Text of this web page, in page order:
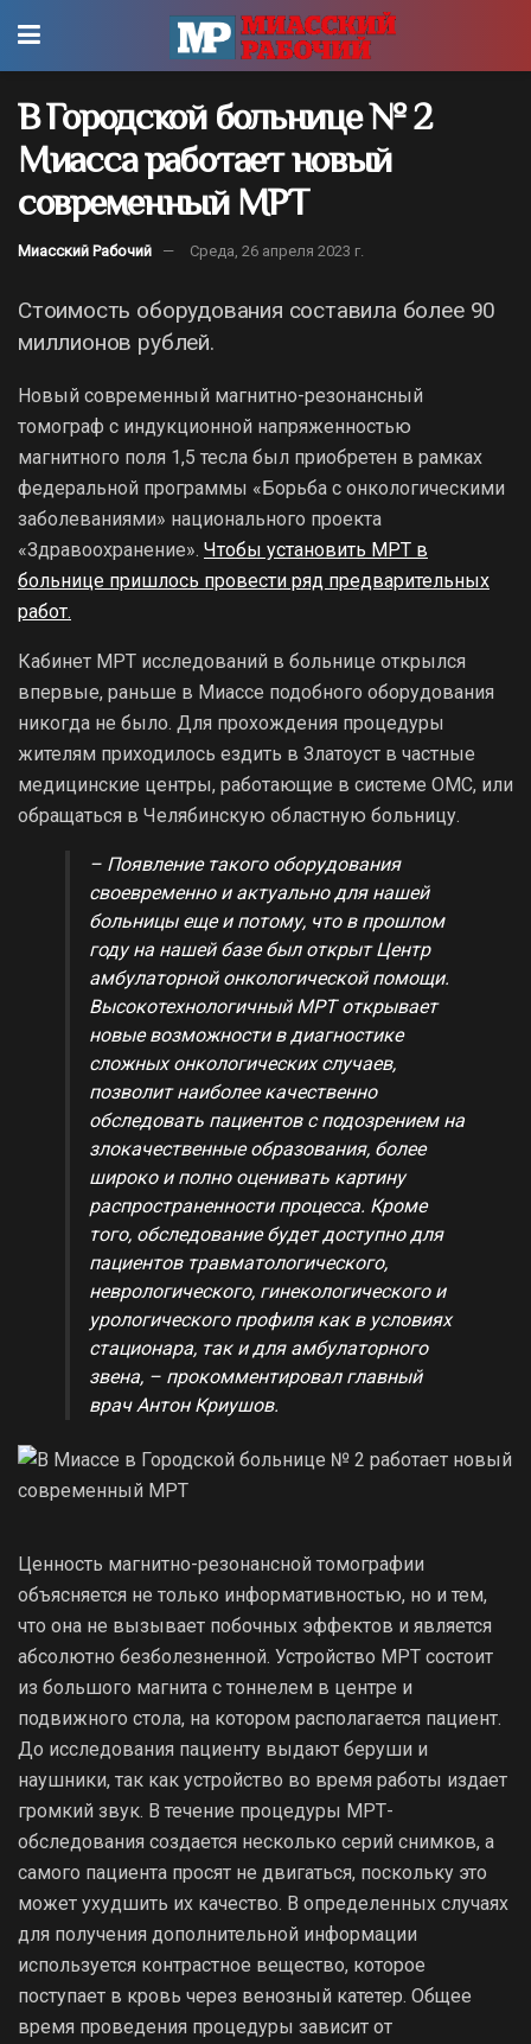
В Городской больнице № 2
Миасса работает новый
современный МРТ
Миасский Рабочий Среда, 26 апреля 2023 г.
Стоимость оборудования составила более 90
миллионов рублей.
Новый современный магнитно-резонансный
томограф с индукционной напряженностью
магнитного поля 1,5 тесла был приобретен в рамках
федеральной программы «Борьба с онкологическими
заболеваниями» национального проекта
«Здравоохранение». Чтобы установить МРТ в
больнице пришлось провести ряд предварительных
работ.
Кабинет МРТ исследований в больнице открылся
впервые, раньше в Миассе подобного оборудования
никогда не было. Для прохождения процедуры
жителям приходилось ездить в Златоуст в частные
медицинские центры, работающие в системе ОМС, или
обращаться в Челябинскую областную больницу.
– Появление такого оборудования
своевременно и актуально для нашей
больницы еще и потому, что в прошлом
году на нашей базе был открыт Центр
амбулаторной онкологической помощи.
Высокотехнологичный МРТ открывает
новые возможности в диагностике
сложных онкологических случаев,
позволит наиболее качественно
обследовать пациентов с подозрением на
злокачественные образования, более
широко и полно оценивать картину
распространенности процесса. Кроме
того, обследование будет доступно для
пациентов травматологического,
неврологического, гинекологического и
урологического профиля как в условиях
стационара, так и для амбулаторного
звена, – прокомментировал главный
врач Антон Криушов.
Ценность магнитно-резонансной томографии
объясняется не только информативностью, но и тем,
что она не вызывает побочных эффектов и является
абсолютно безболезненной. Устройство МРТ состоит
из большого магнита с тоннелем в центре и
подвижного стола, на котором располагается пациент.
До исследования пациенту выдают беруши и
наушники, так как устройство во время работы издает
громкий звук. В течение процедуры МРТ-
обследования создается несколько серий снимков, а
самого пациента просят не двигаться, поскольку это
может ухудшить их качество. В определенных случаях
для получения дополнительной информации
используется контрастное вещество, которое
поступает в кровь через венозный катетер. Общее
время проведения процедуры зависит от